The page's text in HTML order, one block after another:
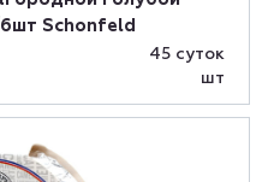
Schonfeld
45 суток
шт